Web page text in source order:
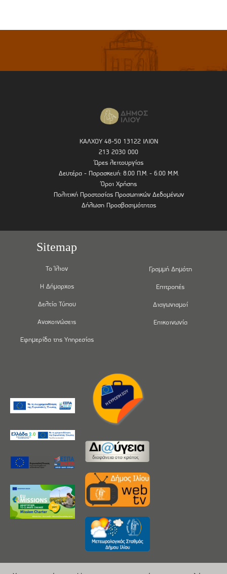
ΚΑΛΧΟΥ 48-50 13122 ΙΛΙΟΝ
213 2030 000
Ώρες λειτουργίας
Δευτέρα - Παρασκευή: 8.00 Π.Μ. - 6.00 Μ.Μ.
Όροι Χρήσης
Πολιτική Προστασίας Προσωπικών Δεδομένων
Δήλωση Προσβασιμότητας
Sitemap
Το Ίλιον
Η Δήμαρχος
Δελτία Τύπου
Ανακοινώσεις
Εφημερίδα της Υπηρεσίας
Γραμμή Δημότη
Επιτροπές
Διαγωνισμοί
Επικοινωνία